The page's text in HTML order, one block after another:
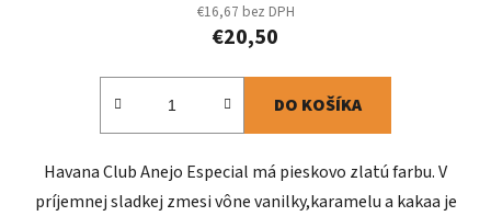
€16,67 bez DPH
€20,50
DO KOŠÍKA
Havana Club Anejo Especial má pieskovo zlatú farbu. V
príjemnej sladkej zmesi vône vanilky,karamelu a kakaa je